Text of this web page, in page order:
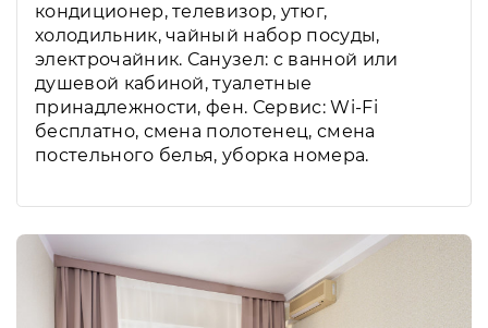
кондиционер, телевизор, утюг,
холодильник, чайный набор посуды,
электрочайник. Санузел: с ванной или
душевой кабиной, туалетные
принадлежности, фен. Сервис: Wi-Fi
бесплатно, смена полотенец, смена
постельного белья, уборка номера.